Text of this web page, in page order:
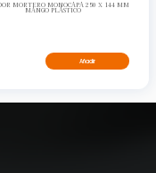
MORTERO MONOCAPA 250 X 144 MM
MANGO PLÁSTICO
Añadir